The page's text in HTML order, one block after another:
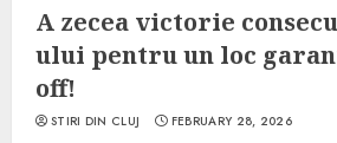
A zecea victorie
ului pentru un loc
off!
STIRI DIN CLUJ FEBRUARY 28, 2026